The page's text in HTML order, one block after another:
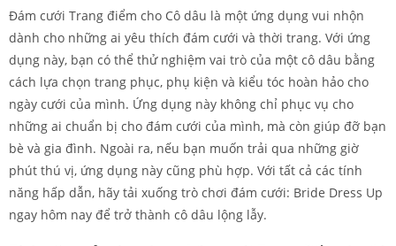
Đám cưới Trang điểm cho Cô dâu là một ứng dụng vui nhộn
dành cho những ai yêu thích đám cưới và thời trang. Với ứng
dụng này, bạn có thể thử nghiệm vai trò của một cô dâu bằng
cách lựa chọn trang phục, phụ kiện và kiểu tóc hoàn hảo cho
ngày cưới của mình. Ứng dụng này không chỉ phục vụ cho
những ai chuẩn bị cho đám cưới của mình, mà còn giúp đỡ bạn
bè và gia đình. Ngoài ra, nếu bạn muốn trải qua những giờ
phút thú vị, ứng dụng này cũng phù hợp. Với tất cả các tính
năng hấp dẫn, hãy tải xuống trò chơi đám cưới: Bride Dress Up
ngay hôm nay để trở thành cô dâu lộng lẫy.